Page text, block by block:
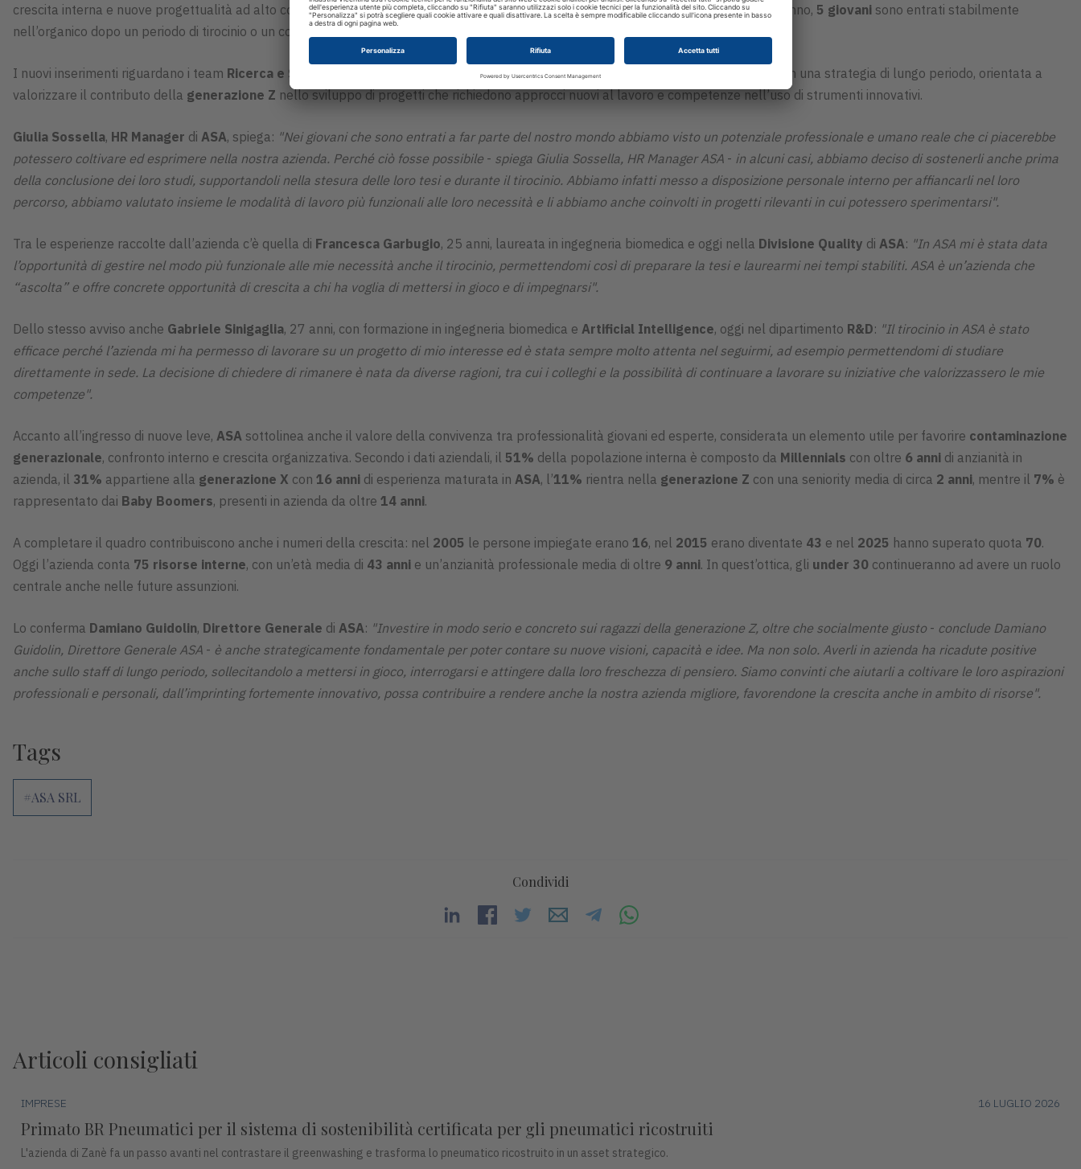
crescita interna e nuove progettualità ad alto contenuto innovativo. Su75 dipendenti, oltre il10%ha meno di 30 anni e, nell’ultimo anno, 5 giovani sono entrati stabilmente
nell’organico dopo un periodo di tirocinio o un contratto a tempo determinato.
I nuovi inserimenti riguardano i team Ricerca e Sviluppo Qualità e Regolatorio,ProduzioneeAcquisti
. Una scelta che si inserisce in una strategia di lungo periodo, orientata a
valorizzare il contributo della generazione Z nello sviluppo di progetti che richiedono approcci nuovi al lavoro e competenze nell’uso di strumenti innovativi.
Giulia Sossella, HR Manager di ASA, spiega: "Nei giovani che sono entrati a far parte del nostro mondo abbiamo visto un potenziale professionale e umano reale che ci piacerebbe
potessero coltivare ed esprimere nella nostra azienda. Perché ciò fosse possibile - spiega Giulia Sossella, HR Manager ASA - in alcuni casi, abbiamo deciso di sostenerli anche prima
della conclusione dei loro studi, supportandoli nella stesura delle loro tesi e durante il tirocinio. Abbiamo infatti messo a disposizione personale interno per affiancarli nel loro
percorso, abbiamo valutato insieme le modalità di lavoro più funzionali alle loro necessità e li abbiamo anche coinvolti in progetti rilevanti in cui potessero sperimentarsi".
Tra le esperienze raccolte dall’azienda c’è quella di Francesca Garbugio, 25 anni, laureata in ingegneria biomedica e oggi nella Divisione Quality di ASA: "In ASA mi è stata data
l’opportunità di gestire nel modo più funzionale alle mie necessità anche il tirocinio, permettendomi così di preparare la tesi e laurearmi nei tempi stabiliti. ASA è un’azienda che
“ascolta” e offre concrete opportunità di crescita a chi ha voglia di mettersi in gioco e di impegnarsi".
Dello stesso avviso anche Gabriele Sinigaglia, 27 anni, con formazione in ingegneria biomedica e Artificial Intelligence, oggi nel dipartimento R&D: "Il tirocinio in ASA è stato
efficace perché l’azienda mi ha permesso di lavorare su un progetto di mio interesse ed è stata sempre molto attenta nel seguirmi, ad esempio permettendomi di studiare
direttamente in sede. La decisione di chiedere di rimanere è nata da diverse ragioni, tra cui i colleghi e la possibilità di continuare a lavorare su iniziative che valorizzassero le mie
competenze".
Accanto all’ingresso di nuove leve, ASA sottolinea anche il valore della convivenza tra professionalità giovani ed esperte, considerata un elemento utile per favorire contaminazione
generazionale, confronto interno e crescita organizzativa. Secondo i dati aziendali, il 51% della popolazione interna è composto da Millennials con oltre 6 anni di anzianità in
azienda, il 31% appartiene alla generazione X con 16 anni di esperienza maturata in ASA, l’11% rientra nella generazione Z con una seniority media di circa 2 anni, mentre il 7% è
rappresentato dai Baby Boomers, presenti in azienda da oltre 14 anni.
A completare il quadro contribuiscono anche i numeri della crescita: nel 2005 le persone impiegate erano 16, nel 2015 erano diventate 43 e nel 2025 hanno superato quota 70.
Oggi l’azienda conta 75 risorse interne, con un’età media di 43 anni e un’anzianità professionale media di oltre 9 anni. In quest’ottica, gli under 30 continueranno ad avere un ruolo
centrale anche nelle future assunzioni.
Lo conferma Damiano Guidolin, Direttore Generale di ASA: "Investire in modo serio e concreto sui ragazzi della generazione Z, oltre che socialmente giusto - conclude Damiano
Guidolin, Direttore Generale ASA - è anche strategicamente fondamentale per poter contare su nuove visioni, capacità e idee. Ma non solo. Averli in azienda ha ricadute positive
anche sullo staff di lungo periodo, sollecitandolo a mettersi in gioco, interrogarsi e attingere dalla loro freschezza di pensiero. Siamo convinti che aiutarli a coltivare le loro aspirazioni
professionali e personali, dall’imprinting fortemente innovativo, possa contribuire a rendere anche la nostra azienda migliore, favorendone la crescita anche in ambito di risorse".
Tags
#ASA SRL
Condividi
Articoli consigliati
IMPRESE 16 LUGLIO 2026
Primato BR Pneumatici per il sistema di sostenibilità certificata per gli pneumatici ricostruiti
L'azienda di Zanè fa un passo avanti nel contrastare il greenwashing e trasforma lo pneumatico ricostruito in un asset strategico.